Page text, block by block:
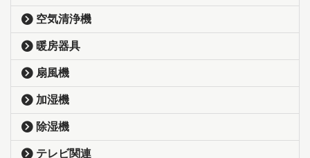
空気清浄機
暖房器具
扇風機
加湿機
除湿機
テレビ関連